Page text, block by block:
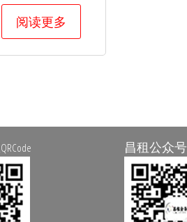
阅读更多
QRCode 昌租公众号